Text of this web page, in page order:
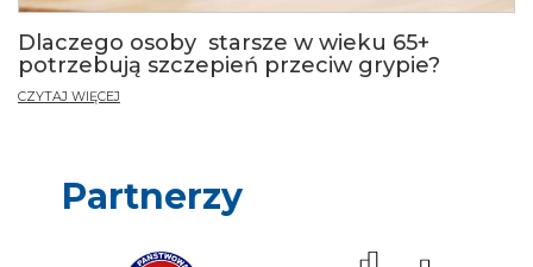
Dlaczego osoby starsze w wieku 65+
potrzebują szczepień przeciw grypie?
CZYTAJ WIĘCEJ
Partnerzy